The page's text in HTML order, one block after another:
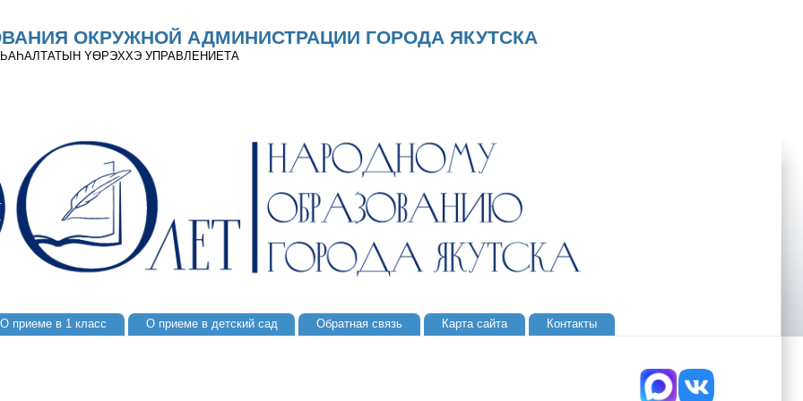
ОКРУЖНОЙ АДМИНИСТРАЦИИ ГОРОДА ЯКУТСКА
YӨРЭХХЭ УПРАВЛЕНИЕТА
О приеме в 1 класс О приеме в детский сад Обратная связь Карта сайта Контакты